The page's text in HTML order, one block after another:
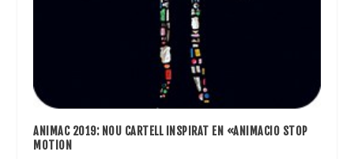
ANIMAC 2019: NOU CARTELL INSPIRAT EN «ANIMACIO STOP
MOTION